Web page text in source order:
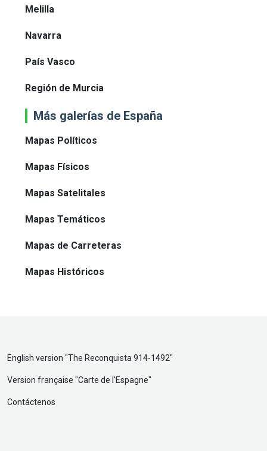
Melilla
Navarra
País Vasco
Región de Murcia
Más galerías de España
Mapas Políticos
Mapas Físicos
Mapas Satelitales
Mapas Temáticos
Mapas de Carreteras
Mapas Históricos
English version "The Reconquista 914-1492"
Version française "Carte de l'Espagne"
Contáctenos